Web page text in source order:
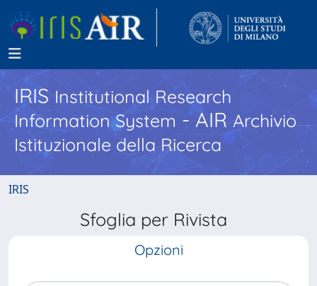
IRISInstitutional Research
Information System - AIR Archivio
Istituzionale della Ricerca
IRIS
Sfoglia per Rivista
Opzioni